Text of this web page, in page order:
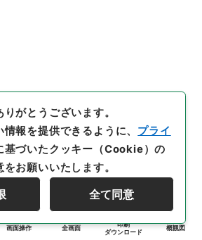
画面操作 全画面
印刷
ダウンロード
概観図
がとうございます。
報を提供できるように、 プライ
基づいたクッキー（Cookie）の
お願いいたします。
全て同意